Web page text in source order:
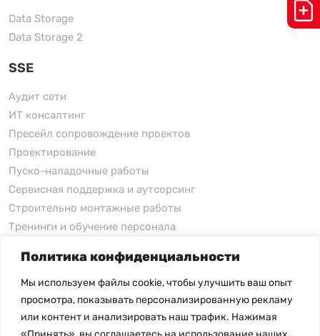
Политика конфиденциальности
Мы используем файлы cookie, чтобы улучшить ваш опыт
просмотра, показывать персонализированную рекламу
или контент и анализировать наш трафик. Нажимая
Data Storage
Data Storage 2
SSE
Аудит сети
ИТ консалтинг
Пресейл сопровождение проектов
Проектирование
Пуско-наладочные работы
Сервисная поддержка и аутсорсинг
Строительно монтажные работы
Тренинги и обучение персонала
xFusion
xFusion
xFusion AI Solution